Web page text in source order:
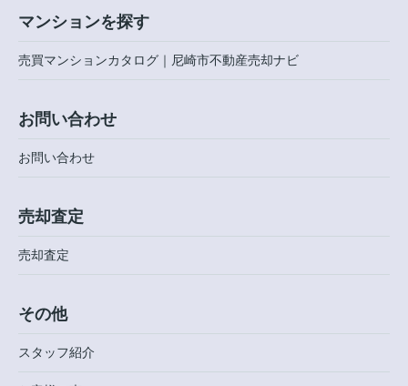
マンションを探す
売買マンションカタログ｜尼崎市不動産売却ナビ
お問い合わせ
お問い合わせ
売却査定
売却査定
その他
スタッフ紹介